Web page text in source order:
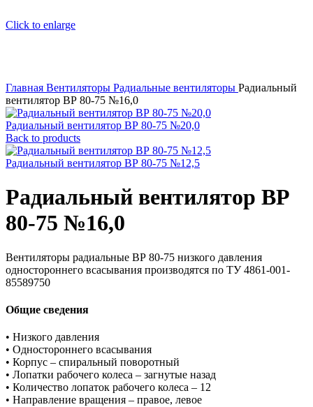
Click to enlarge
Главная Вентиляторы Радиальные вентиляторы Радиальный
вентилятор ВР 80-75 №16,0
Радиальный вентилятор ВР 80-75 №20,0
Back to products
Радиальный вентилятор ВР 80-75 №12,5
Радиальный вентилятор ВР
80-75 №16,0
Вентиляторы радиальные ВР 80-75 низкого давления
одностороннего всасывания производятся по ТУ 4861-001-
85589750
Общие сведения
• Низкого давления
• Одностороннего всасывания
• Корпус – спиральный поворотный
• Лопатки рабочего колеса – загнутые назад
• Количество лопаток рабочего колеса – 12
• Направление вращения – правое, левое